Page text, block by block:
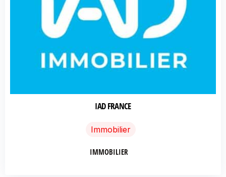
IAD FRANCE
Immobilier
IMMOBILIER